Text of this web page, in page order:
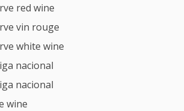
red wine
vin rouge
white wine
nacional
nacional
wine